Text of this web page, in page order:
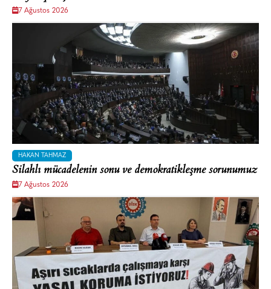
7 Ağustos 2026
HAKAN TAHMAZ
Silahlı mücadelenin sonu ve demokratikleşme sorunumuz
7 Ağustos 2026